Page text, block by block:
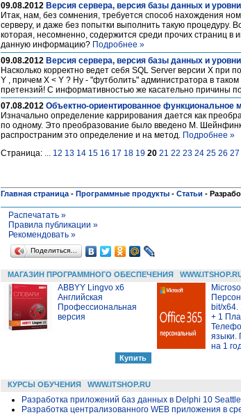
09.08.2012 Версия сервера, версия базы данных и
Итак, нам, без сомнения, требуется способ нахождения
серверу, и даже без попытки выполнить такую процедуру.
которая, несомненно, содержится среди прочих страниц
данную информацию? Подробнее »
09.08.2012 Версия сервера, версия базы данных и
Насколько корректно ведет себя SQL Server версии X при
Y , причем X < Y ? Ну - "футболить" администратора в
претензий! С информативностью же касательно причины
07.08.2012 Объектно-ориентированное функциональное
Изначально определение каррирования дается как
по одному. Это преобразование было введено М.
распространим это определение и на метод. Подробнее »
Страница: ... 12 13 14 15 16 17 18 19 20 21 22 23 24 25 26 27
Главная страница - Программные продукты - Статьи -
Распечатать »
Правила публикации »
Рекомендовать »
Поделиться…
МАГАЗИН ПРОГРАММНОГО ОБЕСПЕЧЕНИЯ
ABBYY Lingvo x6
Английская
Профессиональная
версия
bit/x64.
+ 1
языки.
на 1
КУРСЫ ОБУЧЕНИЯ WWW.ITSHOP.RU
Разработка приложений баз данных в Delphi 10 Seattle
Разработка централизованного WEB приложения в